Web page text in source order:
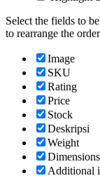
Select the fields to
to rearrange the
Image
SKU
Rating
Price
Stock
Deskripsi
Weight
Dimensions
Additional